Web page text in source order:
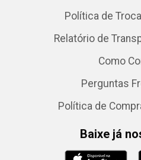
Política de
Relatório de
Como
Perguntas
Política de
Baixe já